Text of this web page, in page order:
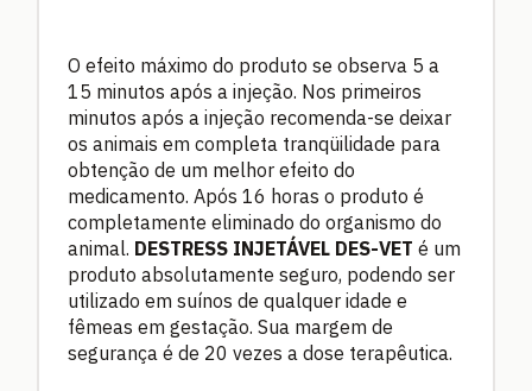
O efeito máximo do produto se observa 5 a
15 minutos após a injeção. Nos primeiros
minutos após a injeção recomenda-se deixar
os animais em completa tranqüilidade para
obtenção de um melhor efeito do
medicamento. Após 16 horas o produto é
completamente eliminado do organismo do
animal. DESTRESS INJETÁVEL DES-VET é um
produto absolutamente seguro, podendo ser
utilizado em suínos de qualquer idade e
fêmeas em gestação. Sua margem de
segurança é de 20 vezes a dose terapêutica.